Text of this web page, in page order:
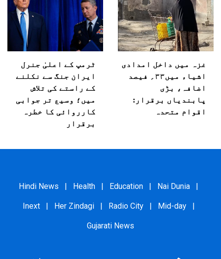
غزہ میں داخل امدادی
اشیاء میں۳۳؍ فیصد
اضافہ، بڑی
پابندیاں برقرار:
اقوام متحدہ
ٹرمپ کے اعلیٰ جنرل
ایران جنگ سے نکلنے
کے راستے کی تلاش
میں؛ وسیع تر جوابی
کارروائی کا خطرہ
برقرار
Hindi News | Health | Education | Nai Dunia |
Inext | Her Zindagi | Radio City | Mid-day |
Gujarati News